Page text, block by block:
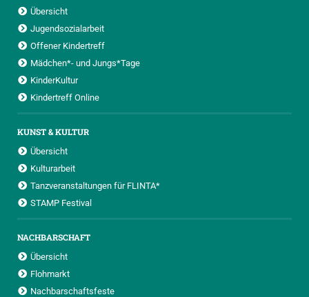
Übersicht
Jugendsozialarbeit
Offener Kindertreff
Mädchen*- und Jungs*Tage
KinderKultur
Kindertreff Online
KUNST & KULTUR
Übersicht
Kulturarbeit
Tanzveranstaltungen für FLINTA*
STAMP Festival
NACHBARSCHAFT
Übersicht
Flohmarkt
Nachbarschaftsfeste